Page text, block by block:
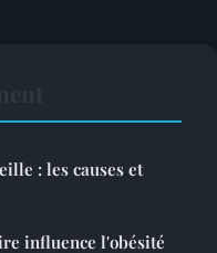
: les causes et
influence l'obésité